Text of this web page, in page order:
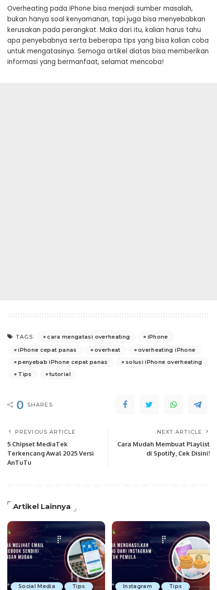
Overheating pada iPhone bisa menjadi sumber masalah,
bukan hanya soal kenyamanan, tapi juga bisa menyebabkan
kerusakan pada perangkat. Maka dari itu, kalian harus tahu
apa penyebabnya serta beberapa tips yang bisa kalian coba
untuk mengatasinya. Semoga artikel diatas bisa memberikan
informasi yang bermanfaat, selamat mencoba!
TAGS: cara mengatasi overheating
iPhone
iPhone cepat panas
overheat
overheating iPhone
penyebab iPhone cepat panas
solusi iPhone overheating
Tips
tutorial
0 SHARES
PREVIOUS ARTICLE
5 Chipset MediaTek
Terkencang Awal 2025 Versi
AnTuTu
NEXT ARTICLE
Cara Mudah Membuat Playlist
di Spotify, Cek Disini!
Artikel Lainnya
Social Media Tips Instagram Tips